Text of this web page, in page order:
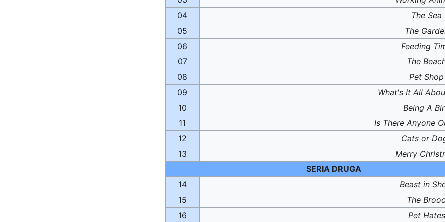
04
The Sea
05
The
06
Feeding
07
The
08
Pet Shop
09
What's It All
10
Being A
11
Is There Anyone
12
Cats or
13
Merry
SERIA DRUGA
14
Beast in
15
The
16
Pet Hates